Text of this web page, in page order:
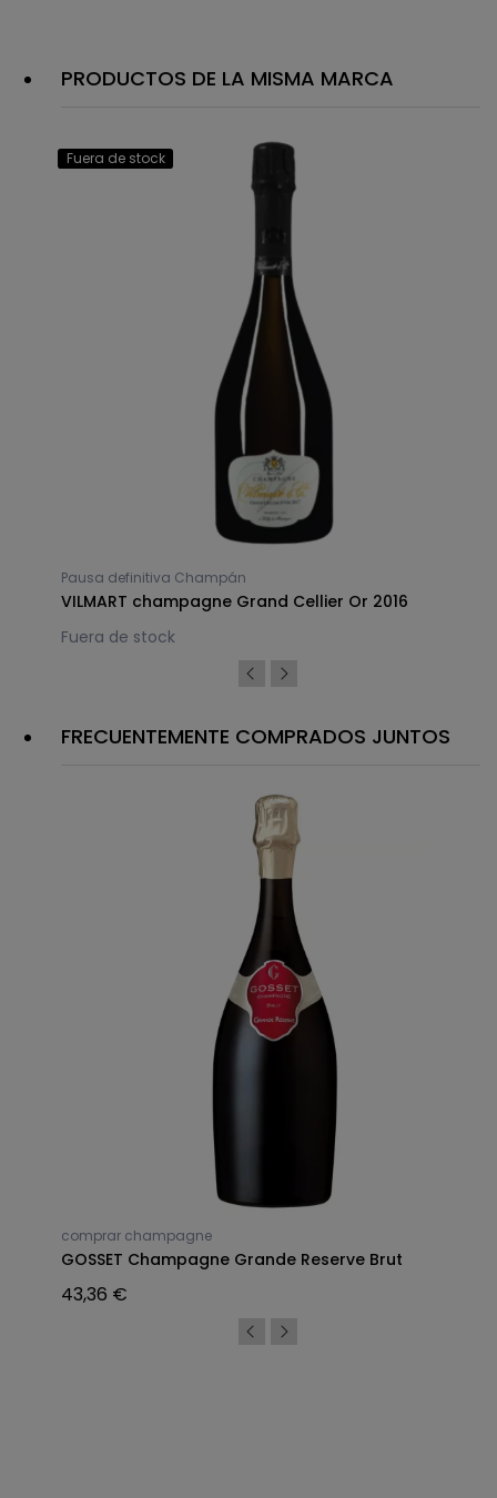
PRODUCTOS DE LA MISMA MARCA
Fuera de stock
Pausa definitiva Champán
VILMART champagne Grand Cellier Or 2016
Fuera de stock
FRECUENTEMENTE COMPRADOS JUNTOS
comprar champagne
GOSSET Champagne Grande Reserve Brut
43,36 €